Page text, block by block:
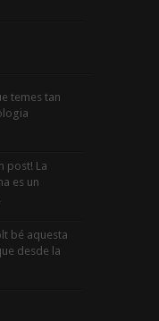
temes tan
post! La
es un
bé aquesta
desde la